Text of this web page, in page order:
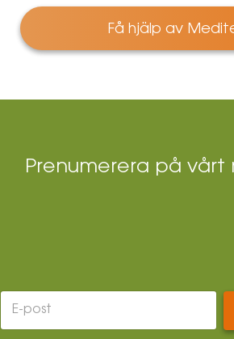
Få hjälp av
Prenumerera på vårt